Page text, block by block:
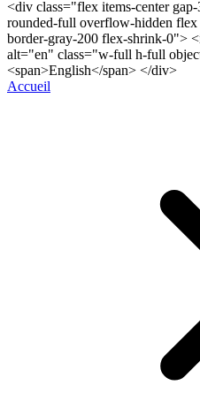
<div class="flex items-center
rounded-full overflow-hidden flex
border-gray-200 flex-shrink-0">
alt="en" class="w-full h-full
<span>English</span> </div>
Accueil